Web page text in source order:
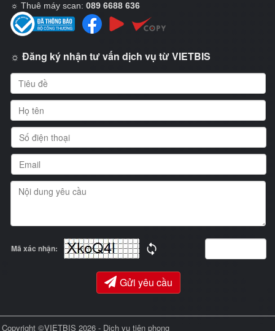
☼ Thuê máy scan: 089 6688 636
☼ Đăng ký nhận tư vấn dịch vụ từ VIETBIS
Mã xác nhận:
Gửi yêu cầu
Copyright ©VIETBIS 2026 - Dịch vụ tiên phong